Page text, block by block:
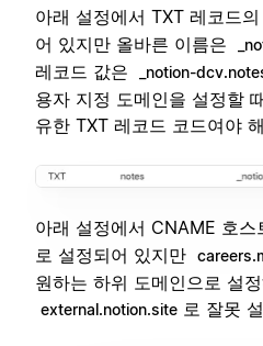
아래 설정에서 TXT 레코드
어 있지만 올바른 이름은
레코드 값은
_notion-
용자 지정 도메인을 설정할
유한 TXT 레코드 코드여야
아래 설정에서 CNAME 호스
로 설정되어 있지만
원하는 하위 도메인으로 설
external.notion.site 로 잘못